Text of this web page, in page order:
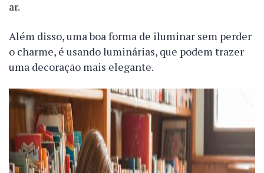
ar.
Além disso, uma boa forma de iluminar sem perder
o charme, é usando luminárias, que podem trazer
uma decoração mais elegante.